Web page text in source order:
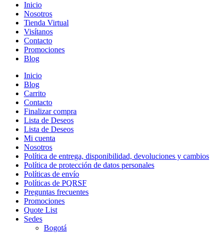
Inicio
Nosotros
Tienda Virtual
Visítanos
Contacto
Promociones
Blog
Inicio
Blog
Carrito
Contacto
Finalizar compra
Lista de Deseos
Lista de Deseos
Mi cuenta
Nosotros
Política de entrega, disponibilidad, devoluciones y cambios
Política de protección de datos personales
Políticas de envío
Políticas de PQRSF
Preguntas frecuentes
Promociones
Quote List
Sedes
Bogotá